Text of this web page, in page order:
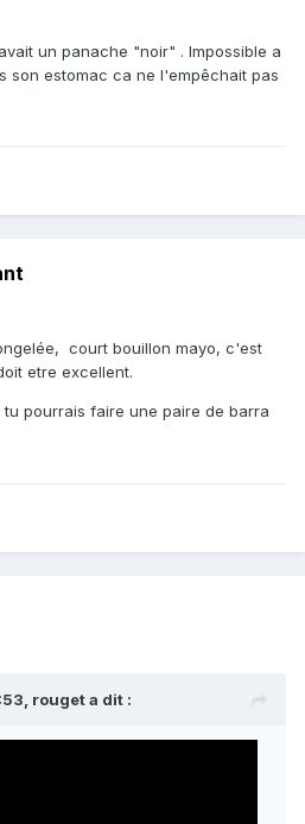
un panache "noir" . Impossible a
son estomac ca ne l'empêchait pas
court bouillon mayo, c'est
etre excellent.
pourrais faire une paire de barra
rougeta dit :